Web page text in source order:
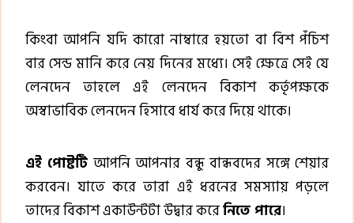
কিংবা আপনি যদি কারো নাম্বারে হয়তো বা বিশ পঁচিশ
বার সেন্ড মানি করে নেয় দিনের মধ্যে। সেই ক্ষেত্রে সেই যে
লেনদেন তাহলে এই লেনদেন বিকাশ কর্তৃপক্ষকে
অস্বাভাবিক লেনদেন হিসাবে ধার্য করে দিয়ে থাকে।
এই পোষ্টটি আপনি আপনার বন্ধু বান্ধবদের সঙ্গে শেয়ার
করবেন। যাতে করে তারা এই ধরনের সমস্যায় পড়লে
তাদের বিকাশ একাউন্টটা উদ্বার করেনিতে পারে।